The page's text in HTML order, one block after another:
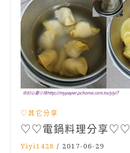
♡其它分享
♡♡電鍋料理分享♡♡
Yiyi1428 / 2017-06-29